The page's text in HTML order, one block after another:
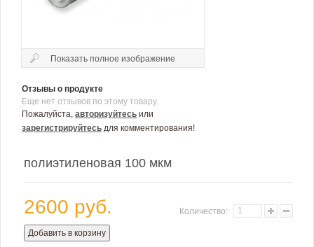
Показать полное изображение
Отзывы о продукте
Еще нет отзывов по этому товару.
Пожалуйста, авторизуйтесь или
зарегистрируйтесь для комментирования!
полиэтиленовая 100 мкм
2600 руб. Количество:
Добавить в корзину